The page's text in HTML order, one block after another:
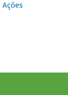
Ações